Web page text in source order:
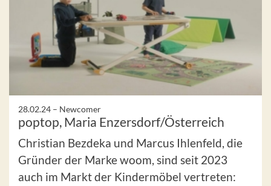
28.02.24 – Newcomer
poptop, Maria Enzersdorf/Österreich
Christian Bezdeka und Marcus Ihlenfeld, die
Gründer der Marke woom, sind seit 2023
auch im Markt der Kindermöbel vertreten: